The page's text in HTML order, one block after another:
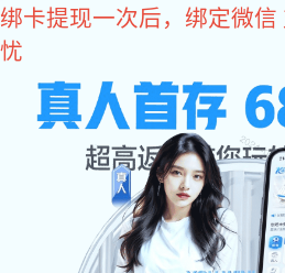
美彩国际